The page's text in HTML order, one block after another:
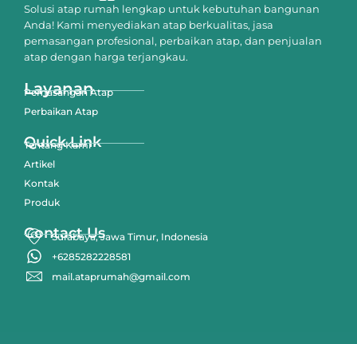
Solusi atap rumah lengkap untuk kebutuhan bangunan
Anda! Kami menyediakan atap berkualitas, jasa
pemasangan profesional, perbaikan atap, dan penjualan
atap dengan harga terjangkau.
Layanan
Pemasangan Atap
Perbaikan Atap
Quick Link
Tentang Kami
Artikel
Kontak
Produk
Contact Us
Surabaya, Jawa Timur, Indonesia
+6285282228581
mail.ataprumah@gmail.com